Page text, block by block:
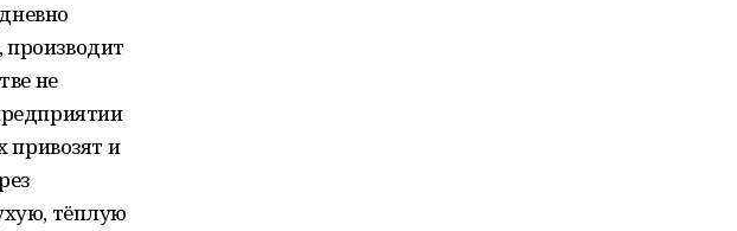
производит
не
привозят и
тёплую